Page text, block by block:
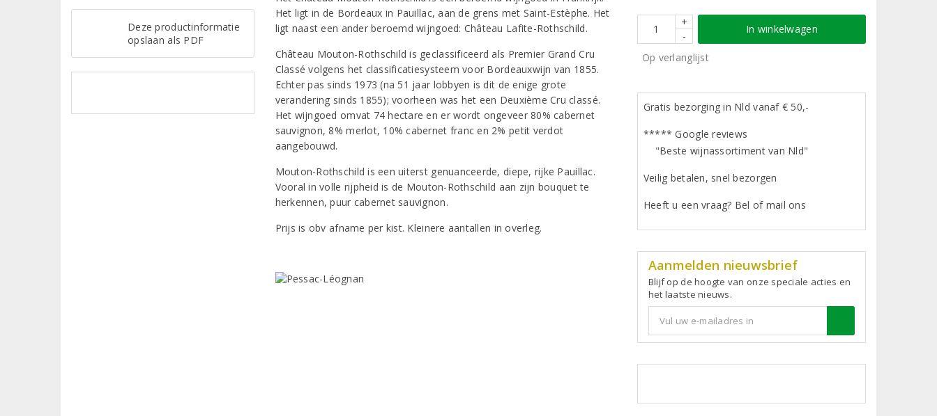
Deze productinformatie
opslaan als PDF
Het ligt in de Bordeaux in Pauillac, aan de grens met Saint-Estèphe. Het
ligt naast een ander beroemd wijngoed: Château Lafite-Rothschild.
Château Mouton-Rothschild is geclassificeerd als Premier Grand Cru
Classé volgens het classificatiesysteem voor Bordeauxwijn van 1855.
Echter pas sinds 1973 (na 51 jaar lobbyen is dit de enige grote
verandering sinds 1855); voorheen was het een Deuxième Cru classé.
Het wijngoed omvat 74 hectare en er wordt ongeveer 80% cabernet
sauvignon, 8% merlot, 10% cabernet franc en 2% petit verdot
aangebouwd.
Mouton-Rothschild is een uiterst genuanceerde, diepe, rijke Pauillac.
Vooral in volle rijpheid is de Mouton-Rothschild aan zijn bouquet te
herkennen, puur cabernet sauvignon.
Prijs is obv afname per kist. Kleinere aantallen in overleg.
+
-
In winkelwagen
Op verlanglijst
Gratis bezorging in Nld vanaf € 50,-
***** Google reviews
"Beste wijnassortiment van Nld"
Veilig betalen, snel bezorgen
Heeft u een vraag? Bel of mail ons
Aanmelden nieuwsbrief
Blijf op de hoogte van onze speciale acties en
het laatste nieuws.